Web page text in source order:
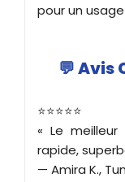
pour un
💬Avis
⭐️⭐️⭐️⭐️⭐️
« Le meilleur
rapide,
— Amira K.,